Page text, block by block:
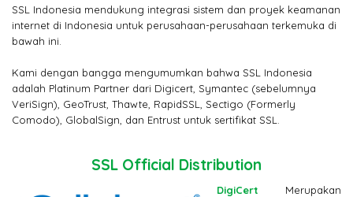
SSL Indonesia mendukung integrasi sistem dan proyek keamanan
internet di Indonesia untuk perusahaan-perusahaan terkemuka di
bawah ini.
Kami dengan bangga mengumumkan bahwa SSL Indonesia
adalah Platinum Partner dari Digicert, Symantec (sebelumnya
VeriSign), GeoTrust, Thawte, RapidSSL, Sectigo (Formerly
Comodo), GlobalSign, dan Entrust untuk sertifikat SSL.
SSL Official Distribution
DigiCert
Merupakan